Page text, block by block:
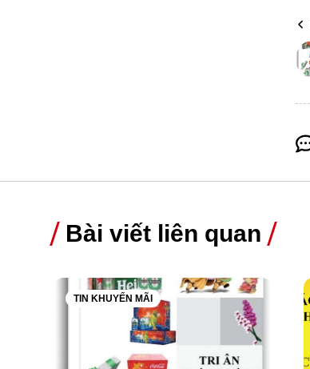
Bài viết liên quan
TIN KHUYẾN MÃI